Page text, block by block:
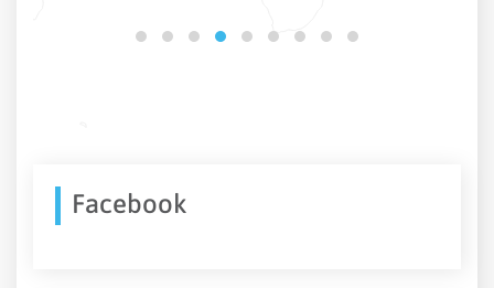
Facebook